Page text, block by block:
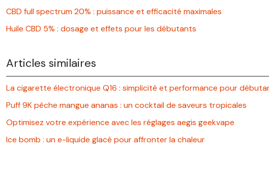
CBD full spectrum 20% : puissance et efficacité maximales
Huile CBD 5% : dosage et effets pour les débutants
Articles similaires
La cigarette électronique Q16 : simplicité et performance pour
Puff 9K pêche mangue ananas : un cocktail de saveurs tropicales
Optimisez votre expérience avec les réglages aegis geekvape
Ice bomb : un e-liquide glacé pour affronter la chaleur